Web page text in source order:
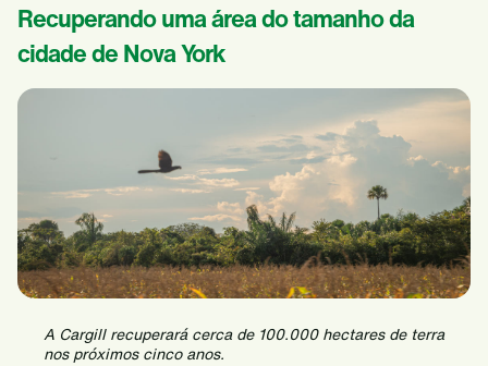
Recuperando uma área do tamanho da
cidade de Nova York
A Cargill recuperará cerca de 100.000 hectares de terra
nos próximos cinco anos.